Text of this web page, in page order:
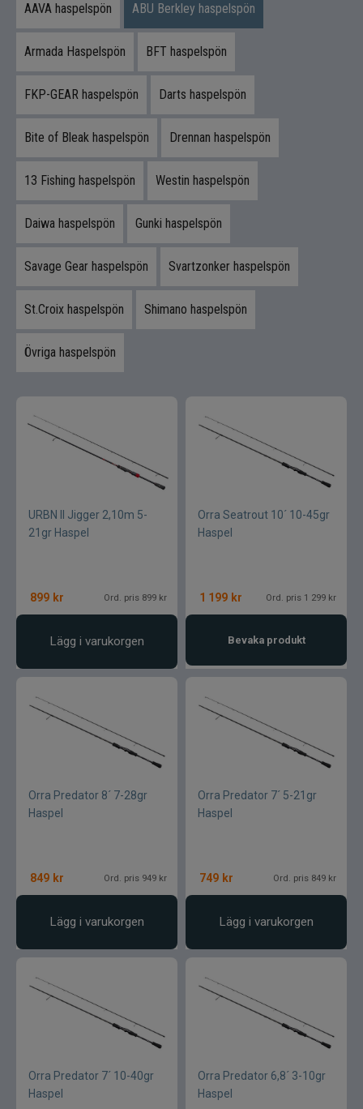
Specimenfiske
Varumärken
AAVA haspelspön ABU Berkley haspelspön
Armada Haspelspön BFT haspelspön
FKP-GEAR haspelspön Darts haspelspön
Bite of Bleak haspelspön Drennan haspelspön
13 Fishing haspelspön Westin haspelspön
Daiwa haspelspön Gunki haspelspön
Savage Gear haspelspön Svartzonker haspelspön
St.Croix haspelspön Shimano haspelspön
Övriga haspelspön
URBN II Jigger 2,10m 5-
21gr Haspel
899 kr Ord. pris 899 kr
Lägg i varukorgen
Orra Seatrout 10´ 10-45gr
Haspel
1 199 kr Ord. pris 1 299 kr
Bevaka produkt
Orra Predator 8´ 7-28gr
Haspel
849 kr Ord. pris 949 kr
Lägg i varukorgen
Orra Predator 7´ 5-21gr
Haspel
749 kr Ord. pris 849 kr
Lägg i varukorgen
Orra Predator 7´ 10-40gr
Haspel
Orra Predator 6,8´ 3-10gr
Haspel